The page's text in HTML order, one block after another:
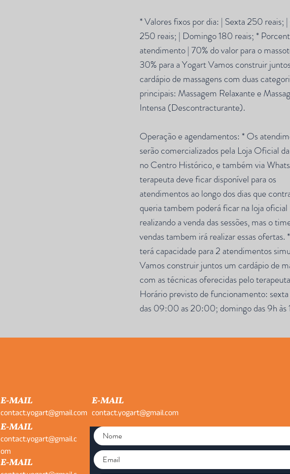
* Valores fixos por dia: | Sexta 250 reais; |
250 reais; | Domingo 180 reais; *
atendimento | 70% do valor para o
30% para a Yogart Vamos construir
cardápio de massagens com duas
principais: Massagem Relaxante e
Intensa (Descontracturante).
Operação e agendamentos: * Os
serão comercializados pela Loja Oficial
no Centro Histórico, e também via
terapeuta deve ficar disponível para os
atendimentos ao longo dos dias que
queria tambem poderá ficar na loja oficial
realizando a venda das sessões, mas o
vendas tambem irá realizar essas ofertas.
terá capacidade para 2 atendimentos
Vamos construir juntos um cardápio de
com as técnicas oferecidas pelo
Horário previsto de funcionamento: sexta
das 09:00 as 20:00; domingo das 9h às
E-MAIL
contact.yogart@gmail.com
E-MAIL
contact.yogart@gmail.com
E-MAIL
contact.yogart@gmail.c
om
E-MAIL